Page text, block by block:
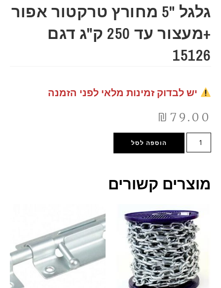
גלגל "5 מחורץ טרקטור אפור
+מעצור עד 250 ק"ג דגם
15126
יש לבדוק זמינות מלאי לפני הזמנה
₪ 79.00
הוספה לסל
מוצרים קשורים